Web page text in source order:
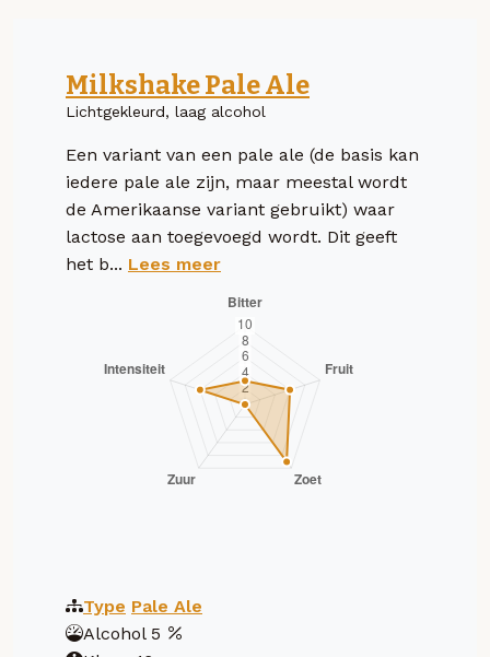
Milkshake Pale Ale
Lichtgekleurd, laag alcohol
Een variant van een pale ale (de basis kan
iedere pale ale zijn, maar meestal wordt
de Amerikaanse variant gebruikt) waar
lactose aan toegevoegd wordt. Dit geeft
het b... Lees meer
Type Pale Ale
Alcohol 5